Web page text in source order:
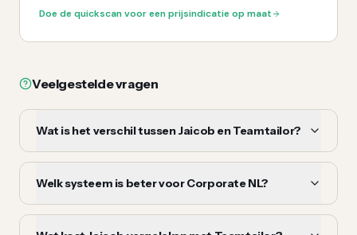
Doe de quickscan voor een prijsindicatie op maat
Veelgestelde vragen
Wat is het verschil tussen Jaicob en Teamtailor?
Welk systeem is beter voor Corporate NL?